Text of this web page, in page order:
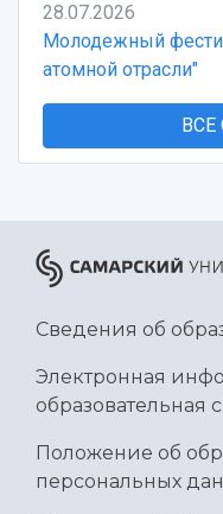
28.07.2026
Молодежный
атомной отрасли"
Сведения об
Электронная
образовательная
Положение об
персональных